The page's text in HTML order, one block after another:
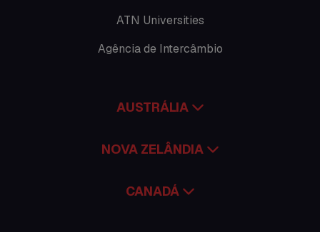
ATN Universities
Agência de Intercâmbio
AUSTRÁLIA
NOVA ZELÂNDIA
CANADÁ